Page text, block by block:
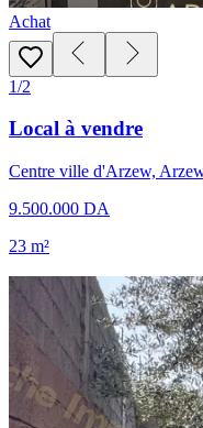
Achat
1/2
Local à vendre
Centre ville d'Arzew,
9.500.000 DA
23 m²